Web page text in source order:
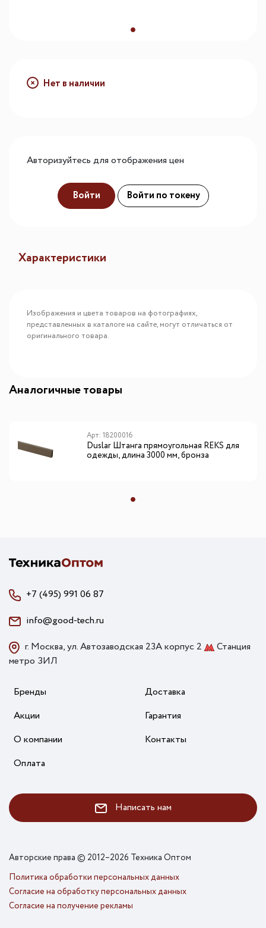
Нет в наличии
Авторизуйтесь для отображения цен
Войти Войти по токену
Характеристики
Изображения и цвета товаров на фотографиях,
представленных в каталоге на сайте, могут отличаться от
оригинального товара.
Аналогичные товары
Арт: 18200016
Duslar Штанга прямоугольная REKS для
одежды, длина 3000 мм, бронза
+7 (495) 991 06 87
info@good-tech.ru
г. Москва, ул. Автозаводская 23А корпус 2
Станция
метро ЗИЛ
Бренды
Акции
О компании
Оплата
Доставка
Гарантия
Контакты
Написать нам
Авторские права © 2012–2026 Техника Оптом
Политика обработки персональных данных
Согласие на обработку персональных данных
Согласие на получение рекламы